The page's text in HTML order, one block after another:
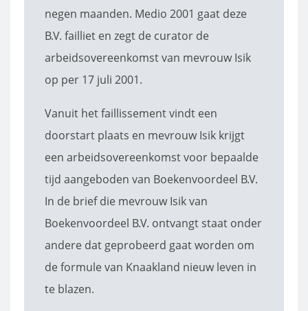
negen maanden. Medio 2001 gaat deze
B.V. failliet en zegt de curator de
arbeidsovereenkomst van mevrouw Isik
op per 17 juli 2001.
Vanuit het faillissement vindt een
doorstart plaats en mevrouw Isik krijgt
een arbeidsovereenkomst voor bepaalde
tijd aangeboden van Boekenvoordeel B.V.
In de brief die mevrouw Isik van
Boekenvoordeel B.V. ontvangt staat onder
andere dat geprobeerd gaat worden om
de formule van Knaakland nieuw leven in
te blazen.